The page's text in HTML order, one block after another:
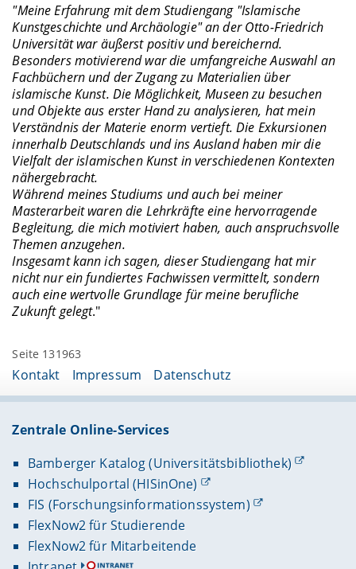
"Meine Erfahrung mit dem Studiengang "Islamische
Kunstgeschichte und Archäologie" an der Otto-Friedrich
Universität war äußerst positiv und bereichernd.
Besonders motivierend war die umfangreiche Auswahl an
Fachbüchern und der Zugang zu Materialien über
islamische Kunst. Die Möglichkeit, Museen zu besuchen
und Objekte aus erster Hand zu analysieren, hat mein
Verständnis der Materie enorm vertieft. Die Exkursionen
innerhalb Deutschlands und ins Ausland haben mir die
Vielfalt der islamischen Kunst in verschiedenen Kontexten
nähergebracht.
Während meines Studiums und auch bei meiner
Masterarbeit waren die Lehrkräfte eine hervorragende
Begleitung, die mich motiviert haben, auch anspruchsvolle
Themen anzugehen.
Insgesamt kann ich sagen, dieser Studiengang hat mir
nicht nur ein fundiertes Fachwissen vermittelt, sondern
auch eine wertvolle Grundlage für meine berufliche
Zukunft gelegt."
Seite 131963
Kontakt Impressum Datenschutz
Zentrale Online-Services
Bamberger Katalog (Universitätsbibliothek)
Hochschulportal (HISinOne)
FIS (Forschungsinformationssystem)
FlexNow2 für Studierende
FlexNow2 für Mitarbeitende